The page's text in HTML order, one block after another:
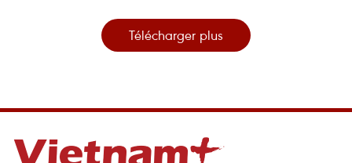
Télécharger plus